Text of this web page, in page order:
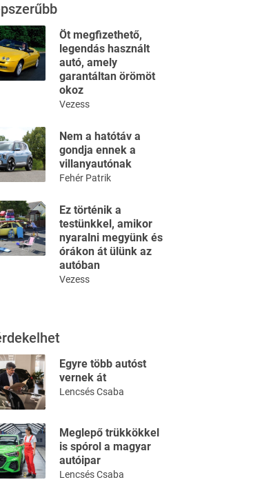
Öt megfizethető,
legendás használt
autó, amely
garantáltan örömöt
okoz
Vezess
Nem a hatótáv a
gondja ennek a
villanyautónak
Fehér Patrik
Ez történik a
testünkkel, amikor
nyaralni megyünk és
órákon át ülünk az
autóban
Vezess
Egyre több autóst
vernek át
Lencsés Csaba
Meglepő trükkökkel
is spórol a magyar
autóipar
Lencsés Csaba